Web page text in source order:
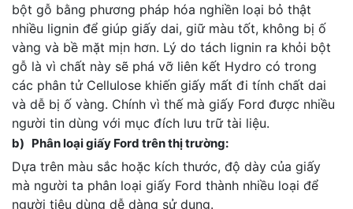
bột gỗ bằng phương pháp hóa nghiền loại bỏ thật
nhiều lignin để giúp giấy dai, giữ màu tốt, không bị ố
vàng và bề mặt mịn hơn. Lý do tách lignin ra khỏi bột
gỗ là vì chất này sẽ phá vỡ liên kết Hydro có trong
các phân tử Cellulose khiến giấy mất đi tính chất dai
và dễ bị ố vàng. Chính vì thế mà giấy Ford được nhiều
người tin dùng với mục đích lưu trữ tài liệu.
b) Phân loại giấy Ford trên thị trường:
Dựa trên màu sắc hoặc kích thước, độ dày của giấy
mà người ta phân loại giấy Ford thành nhiều loại để
người tiêu dùng dễ dàng sử dụng.